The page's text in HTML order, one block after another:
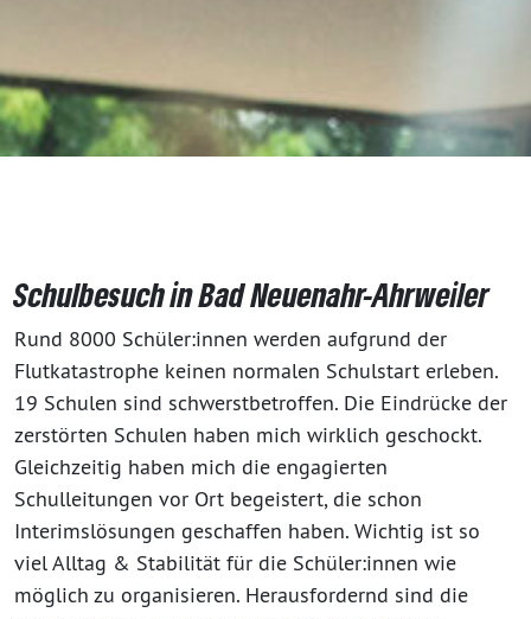
Schulbesuch in Bad Neuenahr-Ahrweiler
Rund 8000 Schüler:innen werden aufgrund der
Flutkatastrophe keinen normalen Schulstart erleben.
19 Schulen sind schwerstbetroffen. Die Eindrücke der
zerstörten Schulen haben mich wirklich geschockt.
Gleichzeitig haben mich die engagierten
Schulleitungen vor Ort begeistert, die schon
Interimslösungen geschaffen haben. Wichtig ist so
viel Alltag & Stabilität für die Schüler:innen wie
möglich zu organisieren. Herausfordernd sind die